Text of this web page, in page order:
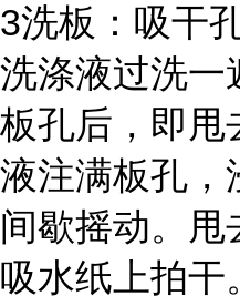
3洗板：吸干
洗涤液过洗一
板孔后，即甩
液注满板孔，
间歇摇动。甩
吸水纸上拍干